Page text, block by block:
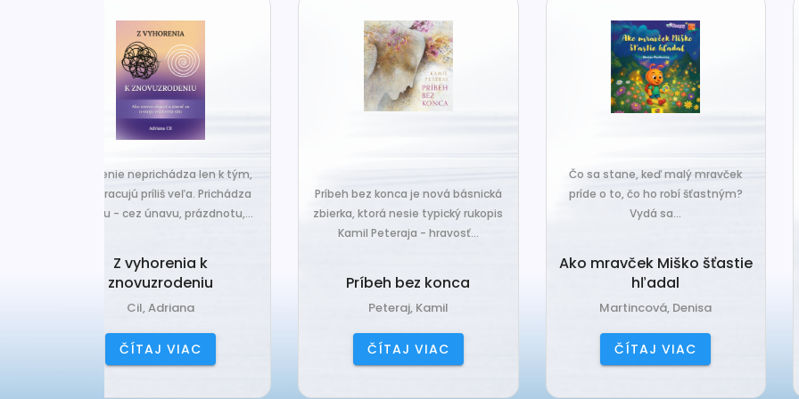
Príbeh bez konca je nová básnická
zbierka, ktorá nesie typický rukopis
Príbeh bez konca
Peteraj, Kamil
ČÍTAJ VIAC
príde o to, čo ho robí šťastným?
Vydá sa...
Ako mravček Miško šťastie
hľadal
Martincová, Denisa
ČÍTAJ VIAC
Čo sa stane, keď sa do tichej
zákutiny škriatkov prisťahuje
Babka Tvorilka
Jančová, Katarína
ČÍTAJ VIAC